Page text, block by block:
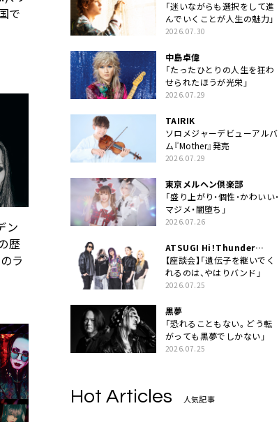
で
ン
歴
ラ
「迷いながらも選択をして進
んでいくことが人生の魅力」
2026.07.30
中島卓偉
「たったひとりの人生を狂わ
せられたほうが光栄」
2026.07.29
TAIRIK
ソロメジャーデビューアルバ
ム『Mother』発売
2026.07.29
東京メルヘン倶楽部
「盛り上がり・個性・かわいい・
マジメ・闇堕ち」
2026.07.26
ATSUGI Hi！Thunder
Rock Festival
【座談会】「遺伝子を継いでく
れるのは、やはりバンド」
2026.07.25
黒夢
「恐れることもない。どう転
がっても黒夢でしかない」
2026.07.25
Hot Articles 人気記事